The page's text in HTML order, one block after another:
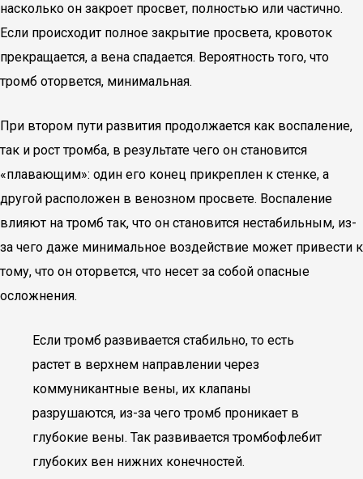
насколько он закроет просвет, полностью или частично.
Если происходит полное закрытие просвета, кровоток
прекращается, а вена спадается. Вероятность того, что
тромб оторвется, минимальная.
При втором пути развития продолжается как воспаление,
так и рост тромба, в результате чего он становится
«плавающим»: один его конец прикреплен к стенке, а
другой расположен в венозном просвете. Воспаление
влияют на тромб так, что он становится нестабильным, из-
за чего даже минимальное воздействие может привести к
тому, что он оторвется, что несет за собой опасные
осложнения.
Если тромб развивается стабильно, то есть
растет в верхнем направлении через
коммуникантные вены, их клапаны
разрушаются, из-за чего тромб проникает в
глубокие вены. Так развивается тромбофлебит
глубоких вен нижних конечностей.